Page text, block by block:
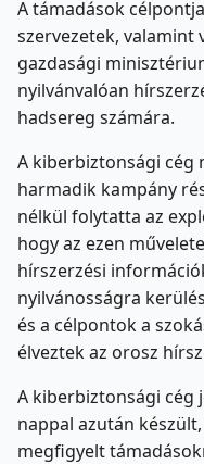
A támadások
szervezetek, valamint
gazdasági
nyilvánvalóan
hadsereg számára.
A kiberbiztonsági cég
harmadik kampány
nélkül folytatta az
hogy az ezen
hírszerzési
nyilvánosságra
és a célpontok a
élveztek az orosz
A kiberbiztonsági cég
nappal azután
megfigyelt